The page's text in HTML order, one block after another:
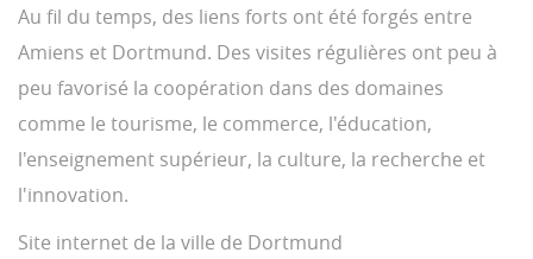
Au fil du temps, des liens forts ont été forgés entre
Amiens et Dortmund. Des visites régulières ont peu à
peu favorisé la coopération dans des domaines
comme le tourisme, le commerce, l'éducation,
l'enseignement supérieur, la culture, la recherche et
l'innovation.
Site internet de la ville de Dortmund